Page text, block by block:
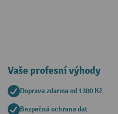
Vaše profesní výhody
Doprava zdarma od 1300 Kč
Bezpečná ochrana dat